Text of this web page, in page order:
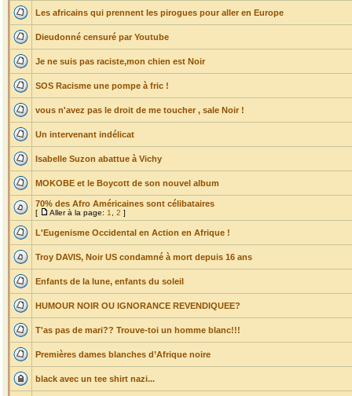
Les africains qui prennent les pirogues pour aller en Europe
Dieudonné censuré par Youtube
Je ne suis pas raciste,mon chien est Noir
SOS Racisme une pompe à fric !
vous n'avez pas le droit de me toucher , sale Noir !
Un intervenant indélicat
Isabelle Suzon abattue à Vichy
MOKOBE et le Boycott de son nouvel album
70% des Afro Américaines sont célibataires
[ Aller à la page: 1 2 ]
L'Eugenisme Occidental en Action en Afrique !
Troy DAVIS, Noir US condamné à mort depuis 16 ans
Enfants de la lune, enfants du soleil
HUMOUR NOIR OU IGNORANCE REVENDIQUEE?
T'as pas de mari?? Trouve-toi un homme blanc!!!
Premières dames blanches d’Afrique noire
black avec un tee shirt nazi...